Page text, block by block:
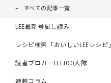
すべての記事一覧
LEE最新号試し読み
レシピ検索「おいしいLEEレシピ」
読者ブロガーLEE100人隊
連載コラム